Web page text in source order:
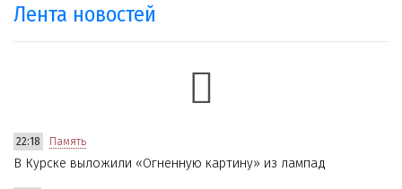
Лента новостей
22:18 Память
В Курске выложили «Огненную картину» из лампад